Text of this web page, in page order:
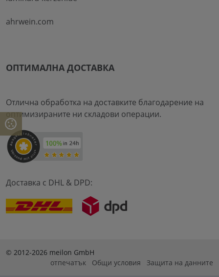
ahrwein.com
ОПТИМАЛНА ДОСТАВКА
Отлична обработка на доставките благодарение на
оптимизираните ни складови операции.
Доставка с DHL & DPD:
© 2012-2026 meilon GmbH
отпечатък
Общи условия Защита на данните